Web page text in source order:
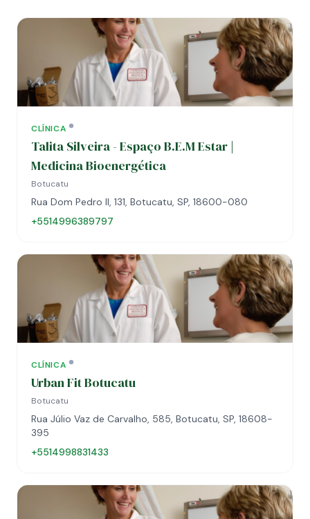
CLÍNICA
Talita Silveira - Espaço B.E.M Estar |
Medicina Bioenergética
Botucatu
Rua Dom Pedro II, 131, Botucatu, SP, 18600-080
+5514996389797
CLÍNICA
Urban Fit Botucatu
Botucatu
Rua Júlio Vaz de Carvalho, 585, Botucatu, SP, 18608-
395
+5514998831433